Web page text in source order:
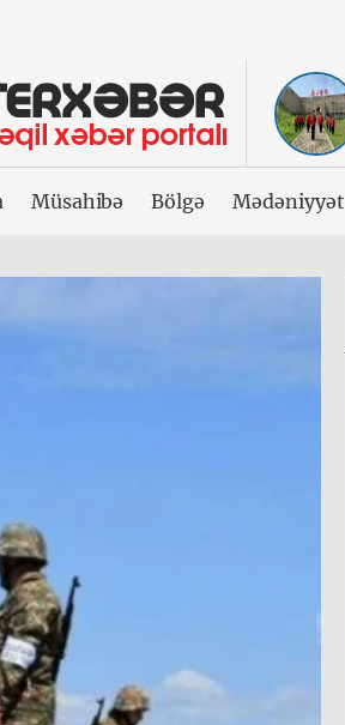
Müsahibə Bölgə Mədəniyyət